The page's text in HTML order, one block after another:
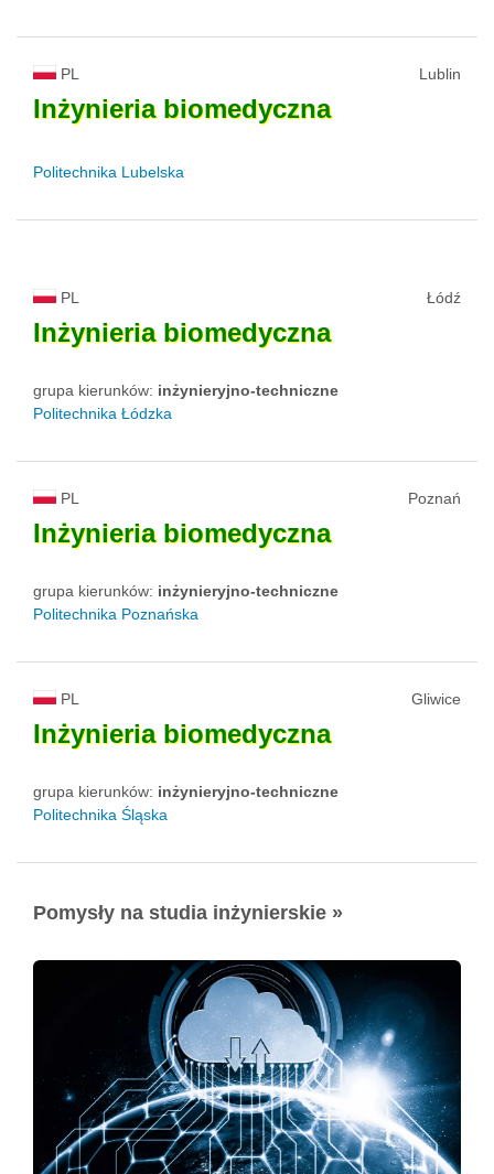
PL Lublin
Inżynieria biomedyczna
Politechnika Lubelska
PL Łódź
Inżynieria biomedyczna
grupa kierunków: inżynieryjno-techniczne
Politechnika Łódzka
PL Poznań
Inżynieria biomedyczna
grupa kierunków: inżynieryjno-techniczne
Politechnika Poznańska
PL Gliwice
Inżynieria biomedyczna
grupa kierunków: inżynieryjno-techniczne
Politechnika Śląska
Pomysły na studia inżynierskie »